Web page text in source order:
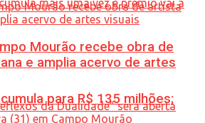
para R$ 135 milhões;
Mourão recebe obra de
e amplia acervo de artes